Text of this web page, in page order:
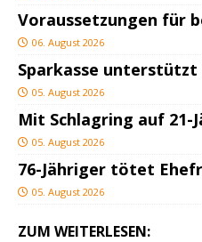
Voraussetzungen für
06. August 2026
Sparkasse
05. August 2026
Mit Schlagring auf 21-
05. August 2026
76-Jähriger tötet
05. August 2026
ZUM WEITERLESEN: